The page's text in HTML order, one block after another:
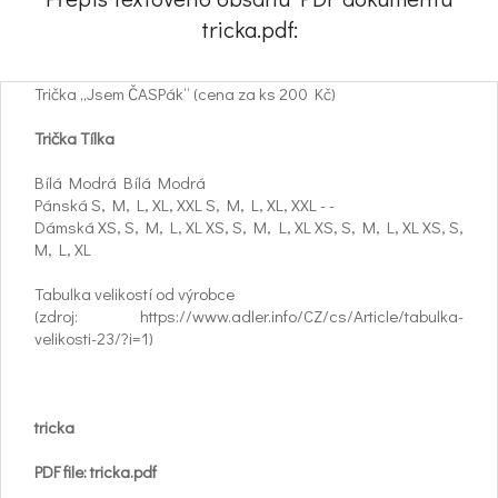
tricka.pdf:
Trička „Jsem ČASPák“ (cena za ks 200 Kč)
Trička Tílka
Bílá Modrá Bílá Modrá
Pánská S, M, L, XL, XXL S, M, L, XL, XXL - -
Dámská XS, S, M, L, XL XS, S, M, L, XL XS, S, M, L, XL XS, S,
M, L, XL
Tabulka velikostí od výrobce
(zdroj: https://www.adler.info/CZ/cs/Article/tabulka-
velikosti-23/?i=1)
tricka
PDF file: tricka.pdf